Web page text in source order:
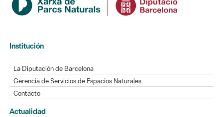
Institución
La Diputación de Barcelona
Gerencia de Servicios de Espacios Naturales
Contacto
Actualidad